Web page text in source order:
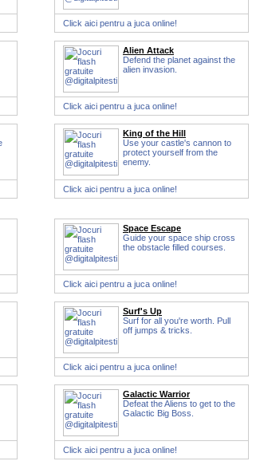
Click aici pentru a juca online!
Alien Attack
Defend the planet against the
alien invasion.
Click aici pentru a juca online!
King of the Hill
Use your castle's cannon to
protect yourself from the
enemy.
Click aici pentru a juca online!
Space Escape
Guide your space ship cross
the obstacle filled courses.
Click aici pentru a juca online!
Surf's Up
Surf for all you're worth. Pull
off jumps & tricks.
Click aici pentru a juca online!
Galactic Warrior
Defeat the Aliens to get to the
Galactic Big Boss.
Click aici pentru a juca online!